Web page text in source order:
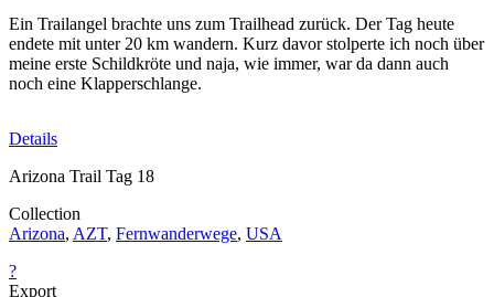
Ein Trailangel brachte uns zum Trailhead zurück. Der Tag heute
endete mit unter 20 km wandern. Kurz davor stolperte ich noch über
meine erste Schildkröte und naja, wie immer, war da dann auch
noch eine Klapperschlange.
Details
Arizona Trail Tag 18
Collection
Arizona, AZT, Fernwanderwege, USA
?
Export